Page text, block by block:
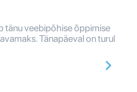
tänu veebipõhise õppimise
Tänapäeval on turul